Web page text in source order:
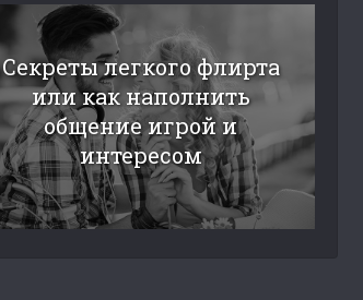
Секреты легкого флирта
или как наполнить
общение игрой и
интересом